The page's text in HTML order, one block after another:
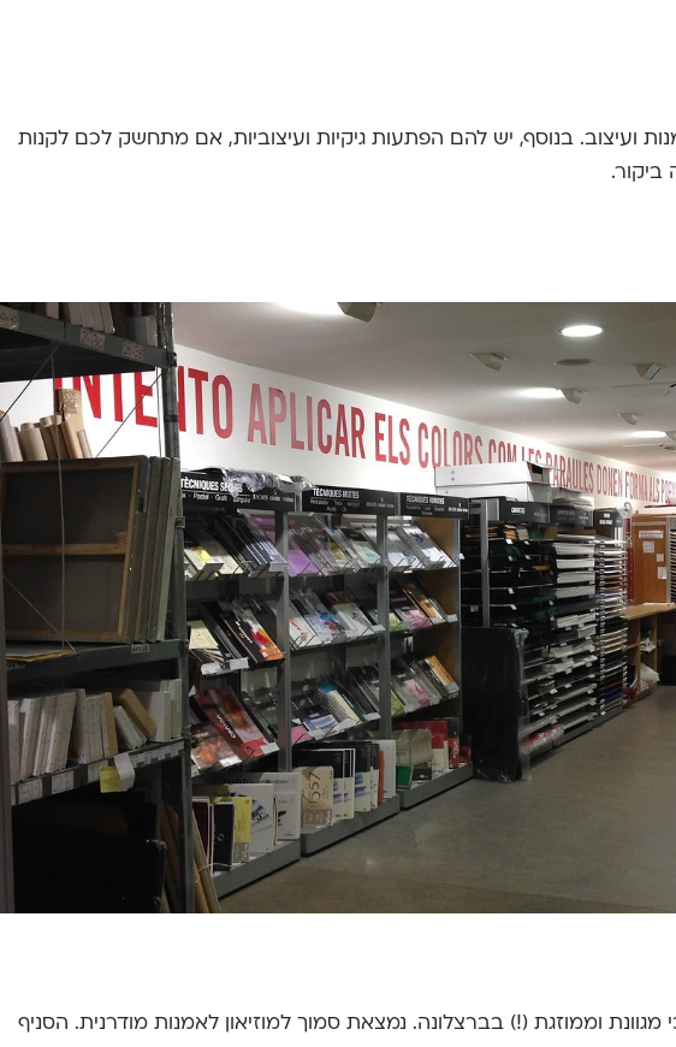
ועיצוב. בנוסף, יש להם הפתעות גיקיות ועיצוביות, אם מתחשק לכם לקנות
וממוזגת (!) בברצלונה. נמצאת סמוך למוזיאון לאמנות מודרנית. הסניף